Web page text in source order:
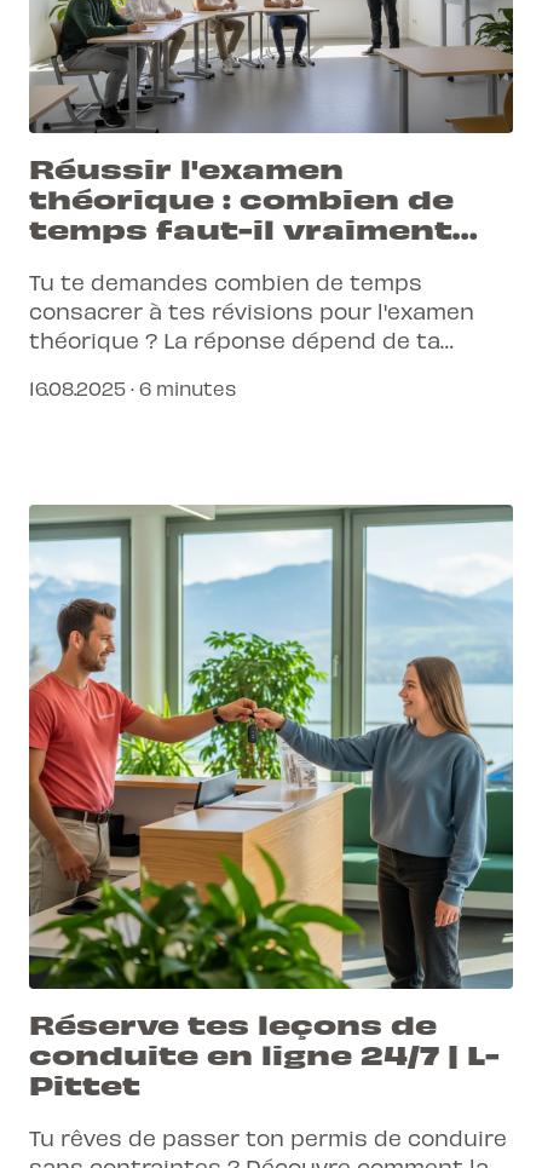
Réussir l'examen
théorique : combien de
temps faut-il vraiment
Tu te demandes combien de temps
consacrer à tes révisions pour l'examen
théorique ? La réponse dépend de ta
les bons outils change tout. Découvre
16.08.2025 · 6 minutes
Réserve tes leçons de
conduite en ligne 24/7 | L-
Pittet
Tu rêves de passer ton permis de conduire